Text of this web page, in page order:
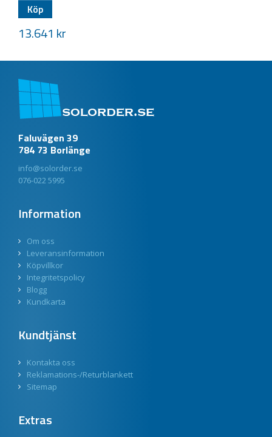
Köp
13.641 kr
Faluvägen 39
784 73 Borlänge
info@solorder.se
076-022 5995
Information
Om oss
Leveransinformation
Köpvillkor
Integritetspolicy
Blogg
Kundkarta
Kundtjänst
Kontakta oss
Reklamations-/Returblankett
Sitemap
Extras